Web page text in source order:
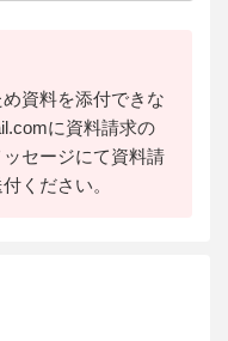
資料を添付できな
に資料請求の
セージにて資料請
ください。